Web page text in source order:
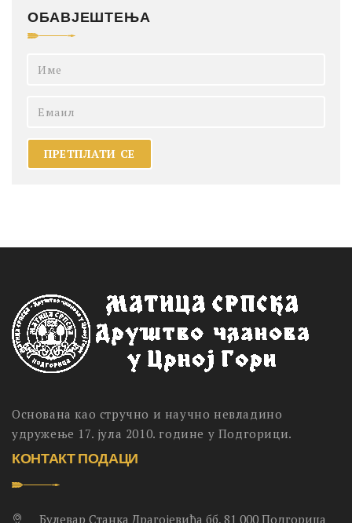
ОБАВЈЕШТЕЊА
Основана као стручно и научно невладино
удружење 17. јула 2010. године у Подгорици.
КОНТАКТ ПОДАЦИ
Булевар Станка Драгојевића бб, 81 000 Подгорица